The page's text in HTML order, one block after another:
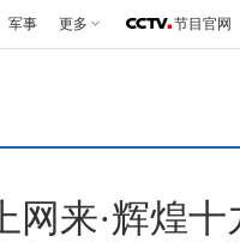
军事 更多 节目官网
网来·辉煌